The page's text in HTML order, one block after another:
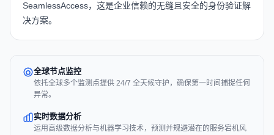
SeamlessAccess，这是企业信赖的无缝且安全的身份验证解
决方案。
全球节点监控
依托全球多个监测点提供 24/7 全天候守护，确保第一时间捕捉任何
异常。
实时数据分析
运用高级数据分析与机器学习技术，预测并规避潜在的服务宕机风